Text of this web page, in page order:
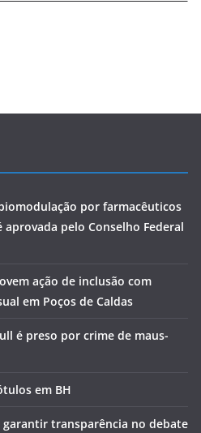
por farmacêuticos
pelo Conselho Federal
ação de inclusão com
em Poços de Caldas
é preso por crime de maus-
em BH
transparência no debate